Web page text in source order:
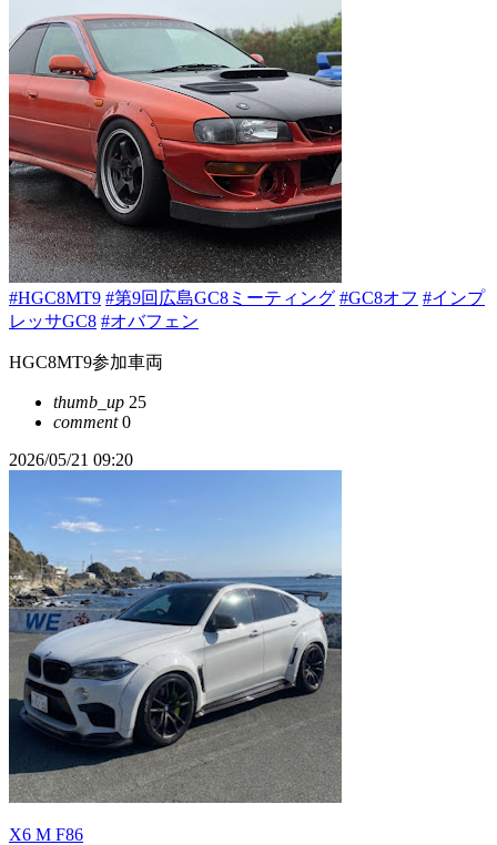
#HGC8MT9 #第9回広島GC8ミーティング #GC8オフ #インプ
レッサGC8 #オバフェン
HGC8MT9参加車両
thumb_up 25
comment0
2026/05/21 09:20
X6 M F86